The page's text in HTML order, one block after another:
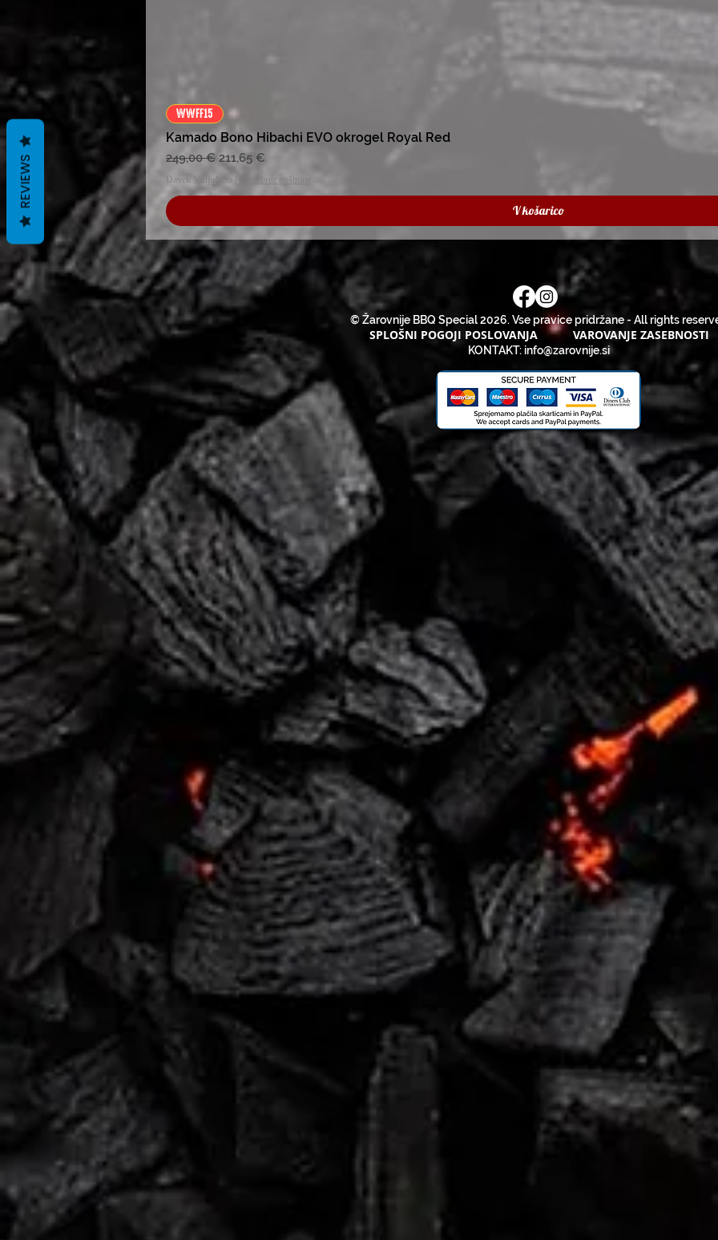
WWFF15
Kamado Bono Hibachi EVO okrogel Royal Red
Redna cena
249,00 € Cena na razprodaji
211,65 €
Davek Vključeno Cena brez poštnine
V košarico
© Žarovnije BBQ Special 2026. Vse pravice pridržane - All rights
SPLOŠNI POGOJI POSLOVANJA VAROVANJE ZASEBNOSTI
KONTAKT:info@zarovnije.si
REVIEWS